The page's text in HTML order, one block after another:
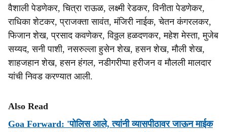
वैशाली पेडणेकर, चित्रा राऊळ, लक्ष्मी रेडकर, विनीता पेडणेकर,
राधिका शेटकर, प्राजक्ता सावंत, मंजिरी नाईक, चेतन कंगरलकर,
फिजान शेख, प्रसाद कवणेकर, विठ्ठल हळदणकर, महेश मेस्ता, मुजेब
सय्यद, सनी पाशी, नसरुल्ला हुसेन शेख, हसन शेख, मौली शेख,
शाहजहान शेख, हसन हंगल, नडीगरीप्पा हरीजन व मौलली मालदार
यांची निवड करण्यात आली.
Also Read
Goa Forward: 'पोलिस आले, त्‍यांनी व्यासपीठावर जाऊन माईक